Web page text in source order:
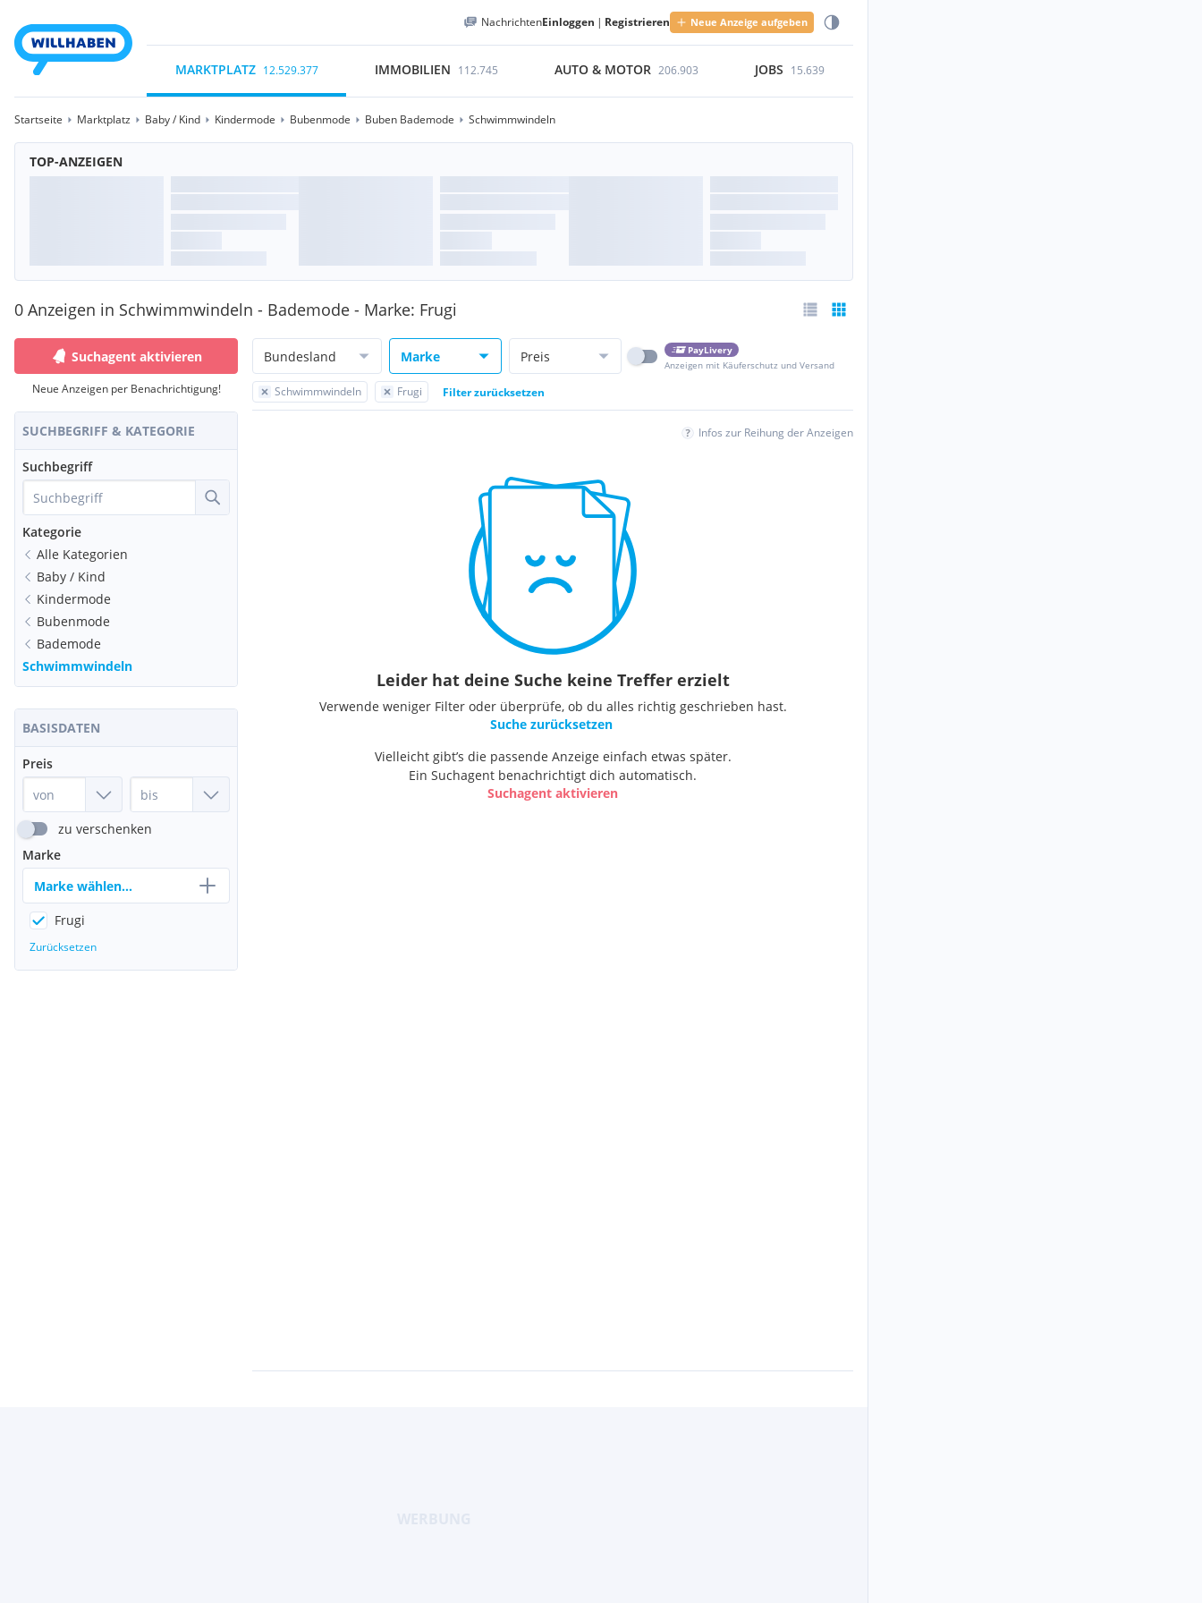
NachrichtenEinloggen | Registrieren Neue Anzeige aufgeben
MARKTPLATZ 12.529.377 IMMOBILIEN 112.745 AUTO & MOTOR 206.903 JOBS 15.639
Startseite Marktplatz Baby / Kind Kindermode Bubenmode Buben Bademode Schwimmwindeln
TOP-ANZEIGEN
0 Anzeigen in Schwimmwindeln - Bademode - Marke: Frugi
Suchagent aktivieren
Neue Anzeigen per Benachrichtigung!
SUCHBEGRIFF & KATEGORIE
Suchbegriff
Kategorie
Alle Kategorien
Baby / Kind
Kindermode
Bubenmode
Bademode
Schwimmwindeln
BASISDATEN
Preis
zu verschenken
Marke
Marke wählen...
Frugi
Zurücksetzen
Bundesland Marke Preis
PayLivery
Anzeigen mit Käuferschutz und Versand
Schwimmwindeln Frugi Filter zurücksetzen
Infos zur Reihung der Anzeigen
Leider hat deine Suche keine Treffer erzielt
Verwende weniger Filter oder überprüfe, ob du alles richtig geschrieben hast.
Suche zurücksetzen
Vielleicht gibt’s die passende Anzeige einfach etwas später.
Ein Suchagent benachrichtigt dich automatisch.
Suchagent aktivieren